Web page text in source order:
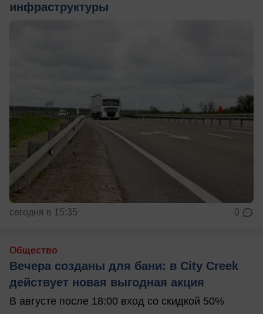
инфраструктуры
сегодня в 15:35 0
Общество
Вечера созданы для бани: в City Creek
действует новая выгодная акция
В августе после 18:00 вход со скидкой 50%